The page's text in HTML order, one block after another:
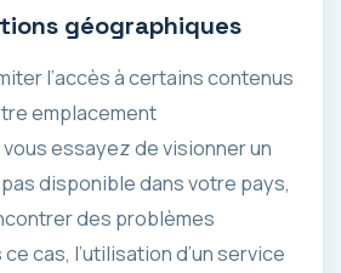
géographiques
l’accès à certains contenus
emplacement
essayez de visionner un
disponible dans votre pays,
des problèmes
cas, l’utilisation d’un service